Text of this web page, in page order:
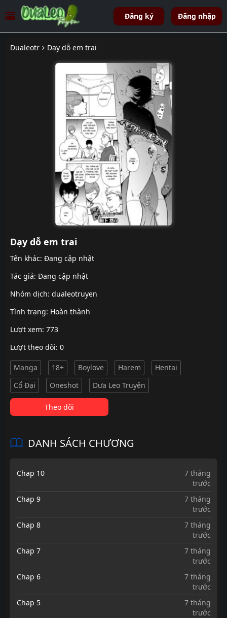
Đăng ký Đăng nhập
Dualeotr Dạy dỗ em trai
Dạy dỗ em trai
Tên khác: Đang cập nhật
Tác giả: Đang cập nhật
Nhóm dịch: dualeotruyen
Tình trạng: Hoàn thành
Lượt xem: 773
Lượt theo dõi: 0
Manga 18+ Boylove Harem
Hentai
Cổ Đại
Oneshot Dưa Leo Truyện
Theo dõi
DANH SÁCH CHƯƠNG
Chap 10
7 tháng
trước
Chap 9
7 tháng
trước
Chap 8
7 tháng
trước
Chap 7
7 tháng
trước
Chap 6
7 tháng
trước
Chap 5
7 tháng
trước